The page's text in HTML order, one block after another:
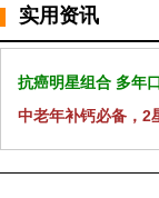
实用资讯
抗癌明星组合 多年
中老年补钙必备，2